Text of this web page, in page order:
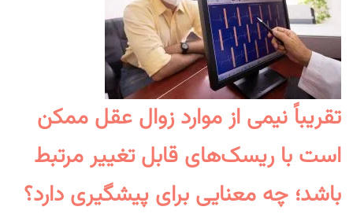
تقریباً نیمی از موارد زوال عقل ممکن
است با ریسک‌های قابل تغییر مرتبط
باشد؛ چه معنایی برای پیشگیری دارد؟